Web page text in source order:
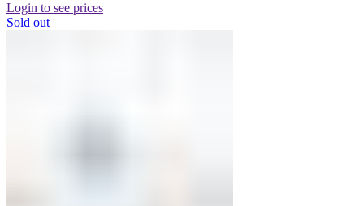
Login to see prices
Sold out